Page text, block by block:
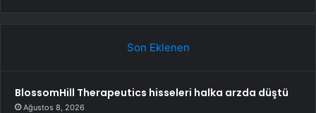
Son Eklenen
BlossomHill Therapeutics hisseleri halka arzda düştü
Ağustos 8, 2026